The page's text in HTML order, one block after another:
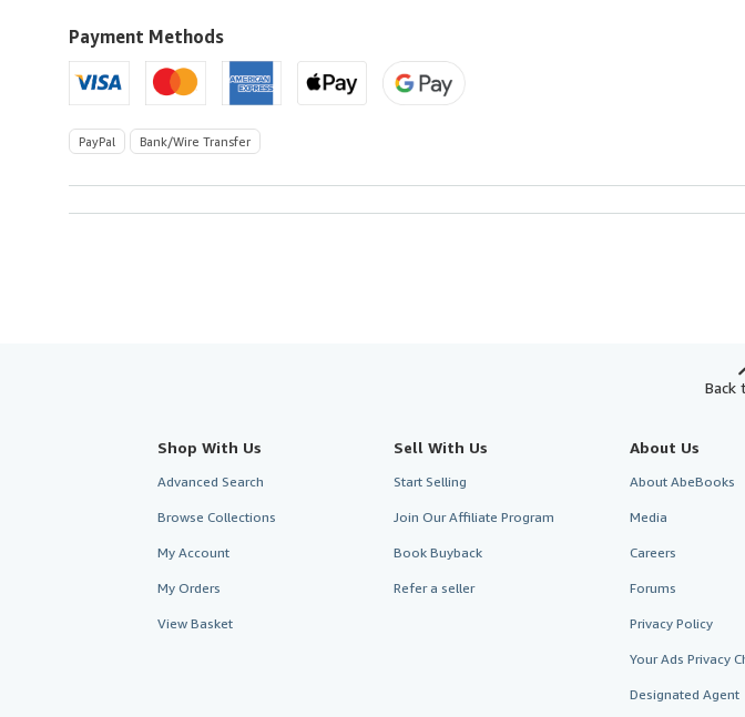
U.S.A.
Payment Methods
PayPal Bank/Wire Transfer
Back
Shop With Us
Advanced Search
Browse Collections
My Account
My Orders
View Basket
Sell With Us
Start Selling
Join Our Affiliate Program
Book Buyback
Refer a seller
About Us
About AbeBooks
Media
Careers
Forums
Privacy Policy
Your Ads Privacy
Designated Agent